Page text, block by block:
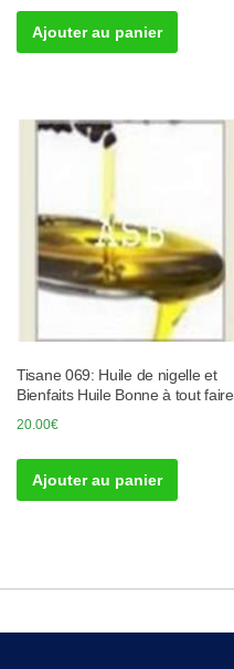
Ajouter au panier
Tisane 069: Huile de nigelle et
Bienfaits Huile Bonne à tout faire
20.00€
Ajouter au panier